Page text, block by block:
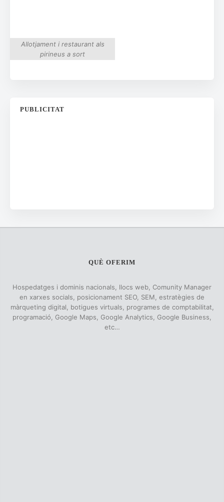
Allotjament i restaurant als
pirineus a sort
PUBLICITAT
QUÈ OFERIM
Hospedatges i dominis nacionals, llocs web, Comunity Manager
en xarxes socials, posicionament SEO, SEM, estratègies de
màrqueting digital, botigues virtuals, programes de comptabilitat,
programació, Google Maps, Google Analytics, Google Business,
etc…